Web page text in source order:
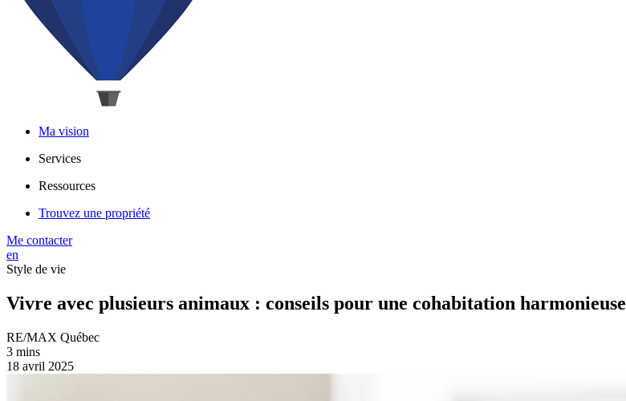
Ma vision
Services
Ressources
Trouvez une propriété
Me contacter
en
Style de vie
Vivre avec plusieurs animaux : conseils pour une cohabitation harmonieuse
RE/MAX Québec
3 mins
18 avril 2025